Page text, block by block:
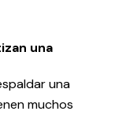
una
una
muchos